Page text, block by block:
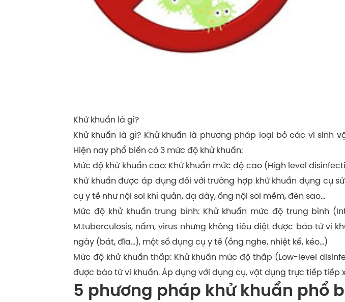
Khử khuẩn là gì?
Khử khuẩn là gì? Khử khuẩn là phương pháp loại bỏ các vi sinh
Hiện nay phổ biến có 3 mức độ khử khuẩn:
Mức độ khử khuẩn cao: Khử khuẩn mức độ cao (High level
Khử khuẩn được áp dụng đối với trường hợp khử khuẩn dụng cụ
cụ y tế như nội soi khí quản, dạ dày, ống nội soi mềm, đèn sao…
Mức độ khử khuẩn trung bình: Khử khuẩn mức độ trung bình
M.tuberculosis, nấm, virus nhưng không tiêu diệt được bảo tử vi
ngày (bát, đĩa…), một số dụng cụ y tế (ống nghe, nhiệt kế, kéo…)
Mức độ khử khuẩn thấp: Khử khuẩn mức độ thấp (Low-level
được bào từ vi khuẩn. Áp dụng với dụng cụ, vật dụng trực tiếp
5 phương pháp khử khuẩn phổ